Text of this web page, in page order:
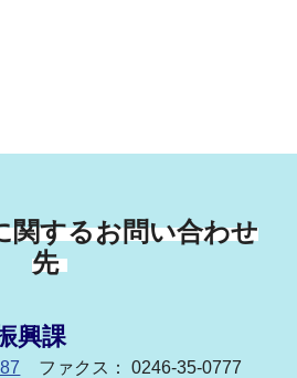
関するお問い合わせ
先
興課
ファクス： 0246-35-0777